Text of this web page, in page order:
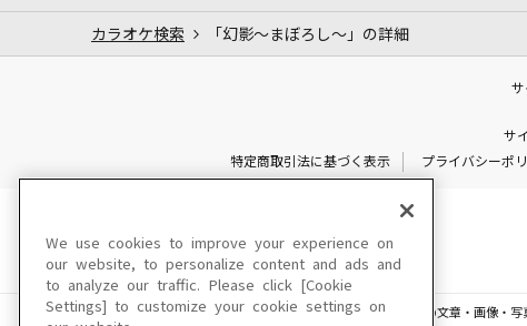
カラオケ検索 「幻影～まぼろし～」の詳細
サ
サ
特定商取引法に基づく表示
プライバシーポ
このサイトに掲載されている一切の文章・画像・
We use cookies to improve your experience on
our website, to personalize content and ads and
to analyze our traffic. Please click [Cookie
Settings] to customize your cookie settings on